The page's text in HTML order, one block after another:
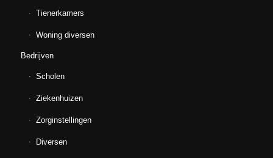
Tienerkamers
Woning diversen
Bedrijven
Scholen
Ziekenhuizen
Zorginstellingen
Diversen